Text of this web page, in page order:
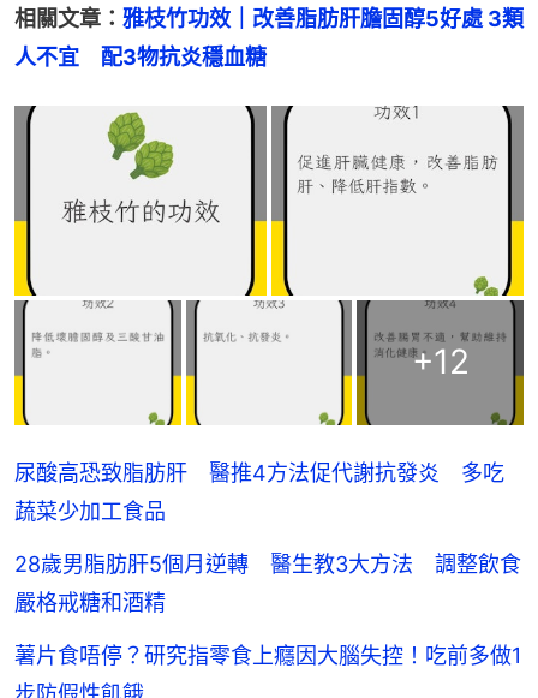
相關文章： 雅枝竹功效｜改善脂肪肝膽固醇5好處 3類
人不宜　配3物抗炎穩血糖
+12
尿酸高恐致脂肪肝 醫推4方法促代謝抗發炎 多吃
蔬菜少加工食品
28歲男脂肪肝5個月逆轉 醫生教3大方法 調整飲食
嚴格戒糖和酒精
薯片食唔停？研究指零食上癮因大腦失控！吃前多做1